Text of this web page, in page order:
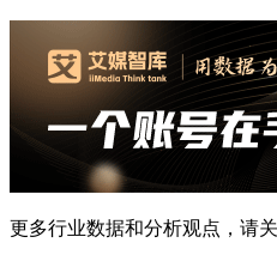
更多行业数据和分析观点，请